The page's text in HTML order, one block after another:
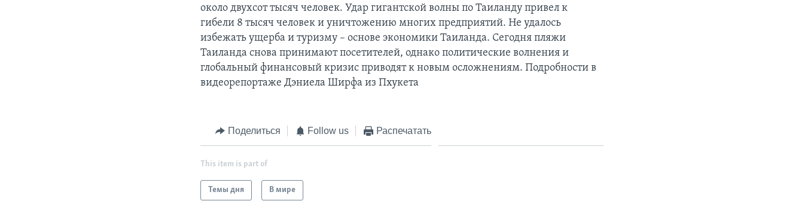
около двухсот тысяч человек. Удар гигантской волны по Таиланду привел к
гибели 8 тысяч человек и уничтожению многих предприятий. Не удалось
избежать ущерба и туризму – основе экономики Таиланда. Сегодня пляжи
Таиланда снова принимают посетителей, однако политические волнения и
глобальный финансовый кризис приводят к новым осложнениям. Подробности в
видеорепортаже Дэниела Ширфа из Пхукета
Поделиться Follow us Распечатать
This item is part of
Темы дня В мире